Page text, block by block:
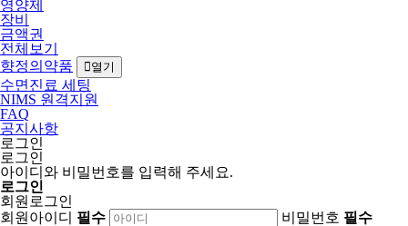
영양제
장비
금액권
전체보기
향정의약품
열기
수면진료 세팅
NIMS 원격지원
FAQ
공지사항
로그인
로그인
아이디와 비밀번호를 입력해 주세요.
로그인
회원로그인
회원아이디 필수 비밀번호 필수